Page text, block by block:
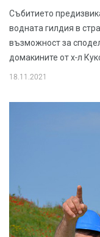
Събитието
водната гилдия в
възможност за
домакините от х-л
18.11.2021